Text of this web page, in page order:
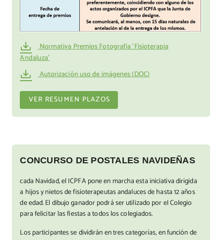
Normativa Premios Fotografía 'Fisioterapia
Andaluza'
Autorización uso de imágenes (DOC)
VER RESUMEN PLAZOS
CONCURSO DE POSTALES NAVIDEÑAS
cada Navidad, el ICPFA pone en marcha esta iniciativa dirigida
a hijos y nietos de fisioterapeutas andaluces de hasta 12 años
de edad. El dibujo ganador podrá ser utilizado por el Colegio
para felicitar las fiestas a todos los colegiados.
Los participantes se dividirán en tres categorías, en función de